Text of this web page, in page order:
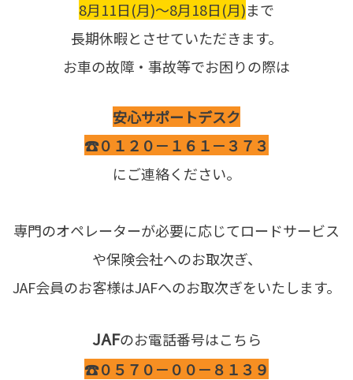
8月11日(月)～8月18日(月)まで
長期休暇とさせていただきます。
お車の故障・事故等でお困りの際は
安心サポートデスク
☎０１２０－１６１－３７３
にご連絡ください。
専門のオペレーターが必要に応じてロードサービス
や保険会社へのお取次ぎ、
JAF会員のお客様はJAFへのお取次ぎをいたします。
JAFのお電話番号はこちら
☎０５７０－００－８１３９